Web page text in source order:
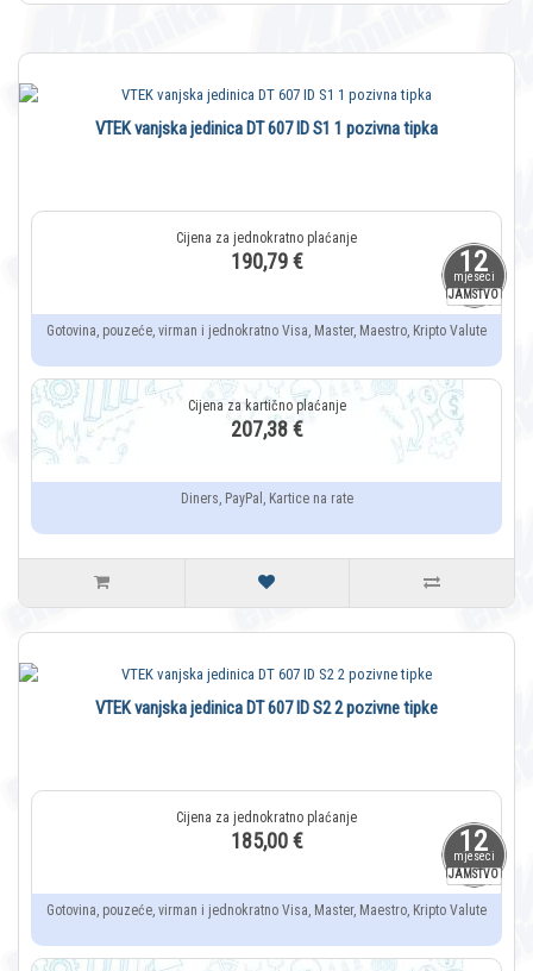
12
mjeseci
JAMSTVO
VTEK vanjska jedinica DT 607 ID S1 1 pozivna tipka
190,79 €
Gotovina, pouzeće, virman i jednokratno Visa, Master, Maestro, Kripto Valute
207,38 €
Diners, PayPal, Kartice na rate
12
mjeseci
JAMSTVO
VTEK vanjska jedinica DT 607 ID S2 2 pozivne tipke
185,00 €
Gotovina, pouzeće, virman i jednokratno Visa, Master, Maestro, Kripto Valute